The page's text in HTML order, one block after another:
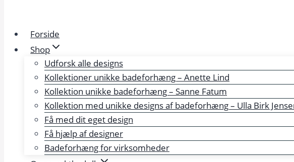
Forside
Shop
Udforsk alle designs
Kollektioner unikke badeforhæng – Anette Lind
Kollektion unikke badeforhæng – Sanne Fatum
Kollektion med unikke designs af badeforhæng – Ulla Birk
Få med dit eget design
Få hjælp af designer
Badeforhæng for virksomheder